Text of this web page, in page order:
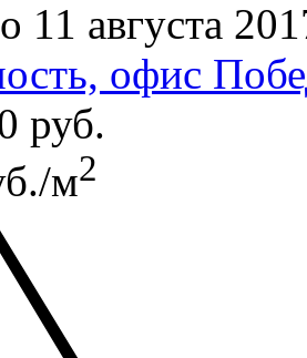
11 августа
офис
руб.
м2